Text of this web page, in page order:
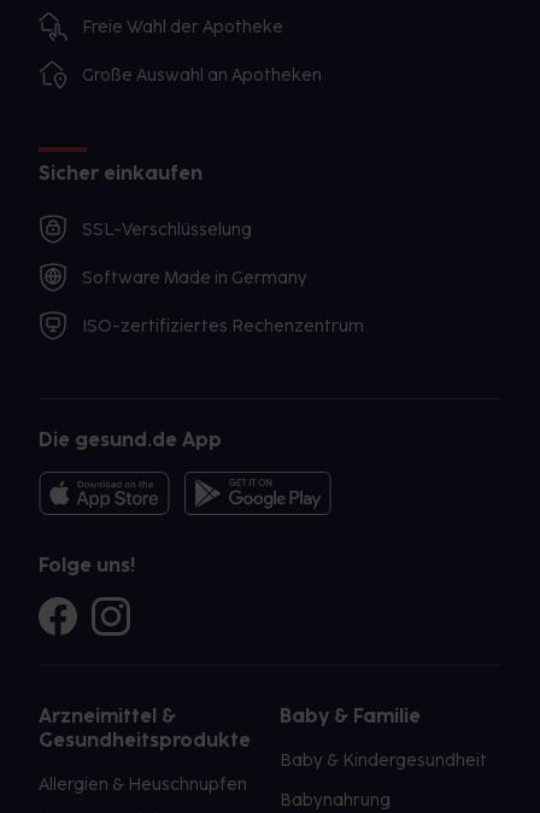
Freie Wahl der Apotheke
Große Auswahl an Apotheken
Sicher einkaufen
SSL-Verschlüsselung
Software Made in Germany
ISO-zertifiziertes Rechenzentrum
Die gesund.de App
Folge uns!
Arzneimittel &
Gesundheitsprodukte
Allergien & Heuschnupfen
Baby & Familie
Baby & Kindergesundheit
Babynahrung